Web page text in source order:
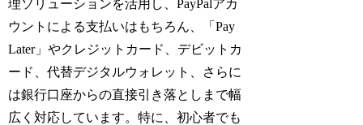
理ソリューションを活用し、PayPalアカ
ウントによる支払いはもちろん、「Pay
Later」やクレジットカード、デビットカ
ード、代替デジタルウォレット、さらに
は銀行口座からの直接引き落としまで幅
広く対応しています。特に、初心者でも